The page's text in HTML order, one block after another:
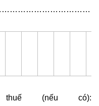
(nếu có):